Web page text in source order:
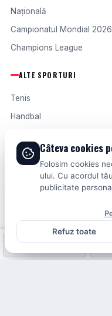
Națională
Campionatul Mondial 2026
Champions League
ALTE SPORTURI
Tenis
Handbal
Formula 1
Fotbal intern
Fotbal extern
© 2026 DOLCESPORT.
SCORURI, CLASAMENTE ȘI
Fotbal intern
Câteva cookies
Folosim cookies
ului. Cu acordul
publicitate
Refuz toate